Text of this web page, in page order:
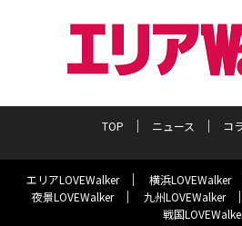
TOP ニュース コ
エリアLOVEWalker 横浜LOVEWalker
夜景LOVEWalker
九州LOVEWalker
戦国